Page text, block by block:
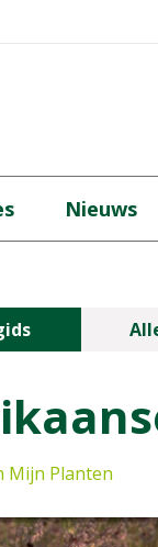
Nieuws
Mijn Planten